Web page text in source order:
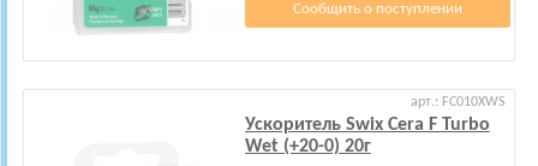
Сообщить о поступлении
арт.: FC010XWS
Ускоритель Swix Cera F Turbo
Wet (+20-0) 20г